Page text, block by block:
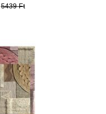
5439 Ft